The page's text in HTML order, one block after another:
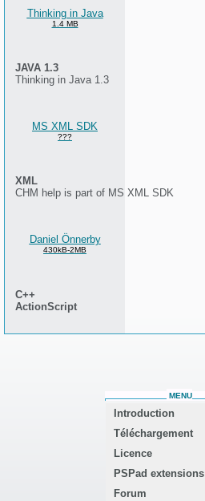
Thinking in Java
1.4 MB
JAVA 1.3
Thinking in Java 1.3
MS XML SDK
???
XML
CHM help is part of MS XML SDK
Daniel Önnerby
430kB-2MB
C++
ActionScript
MENU
Introduction
Téléchargement
Licence
PSPad extensions
Forum